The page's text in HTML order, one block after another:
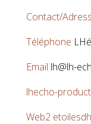
Contact/
Téléphone
Email lh@lh-
lhecho-
Web2